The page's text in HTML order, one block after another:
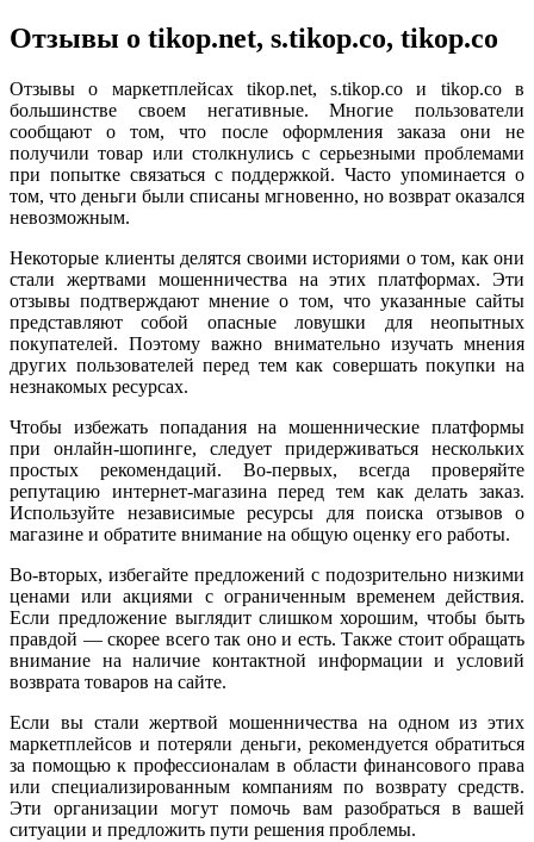
Отзывы о tikop.net, s.tikop.co, tikop.co
Отзывы о маркетплейсах tikop.net, s.tikop.co и tikop.co в
большинстве своем негативные. Многие пользователи
сообщают о том, что после оформления заказа они не
получили товар или столкнулись с серьезными проблемами
при попытке связаться с поддержкой. Часто упоминается о
том, что деньги были списаны мгновенно, но возврат оказался
невозможным.
Некоторые клиенты делятся своими историями о том, как они
стали жертвами мошенничества на этих платформах. Эти
отзывы подтверждают мнение о том, что указанные сайты
представляют собой опасные ловушки для неопытных
покупателей. Поэтому важно внимательно изучать мнения
других пользователей перед тем как совершать покупки на
незнакомых ресурсах.
Чтобы избежать попадания на мошеннические платформы
при онлайн-шопинге, следует придерживаться нескольких
простых рекомендаций. Во-первых, всегда проверяйте
репутацию интернет-магазина перед тем как делать заказ.
Используйте независимые ресурсы для поиска отзывов о
магазине и обратите внимание на общую оценку его работы.
Во-вторых, избегайте предложений с подозрительно низкими
ценами или акциями с ограниченным временем действия.
Если предложение выглядит слишком хорошим, чтобы быть
правдой — скорее всего так оно и есть. Также стоит обращать
внимание на наличие контактной информации и условий
возврата товаров на сайте.
Если вы стали жертвой мошенничества на одном из этих
маркетплейсов и потеряли деньги, рекомендуется обратиться
за помощью к профессионалам в области финансового права
или специализированным компаниям по возврату средств.
Эти организации могут помочь вам разобраться в вашей
ситуации и предложить пути решения проблемы.